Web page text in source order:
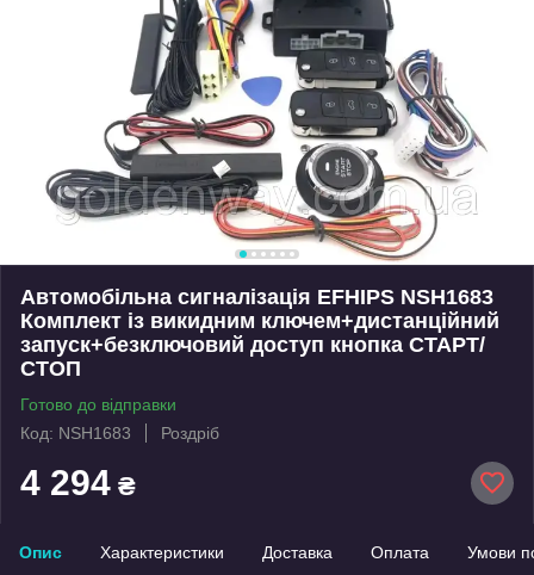
Автомобільна сигналізація EFHIPS NSH1683
Комплект із викидним ключем+дистанційний
запуск+безключовий доступ кнопка СТАРТ/
СТОП
Готово до відправки
Код: NSH1683
Роздріб
4 294 ₴
Опис Характеристики Доставка Оплата Умови